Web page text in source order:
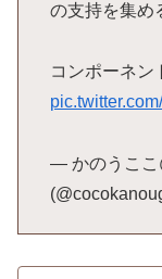
の支持を集め
コンポーネン
— かのうここ